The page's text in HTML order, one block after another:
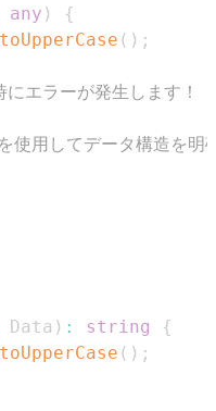
any )
{
toUpperCase ( ) ;
エラーが発生します！
用してデータ構造を明
Data ) : string
{
toUpperCase ( ) ;